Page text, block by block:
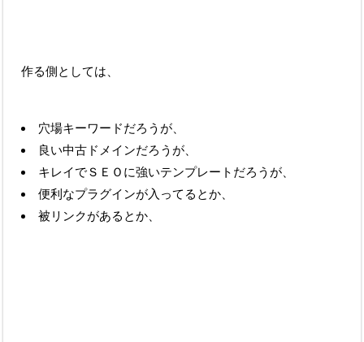
作る側としては、
穴場キーワードだろうが、
良い中古ドメインだろうが、
キレイでＳＥＯに強いテンプレートだろうが、
便利なプラグインが入ってるとか、
被リンクがあるとか、